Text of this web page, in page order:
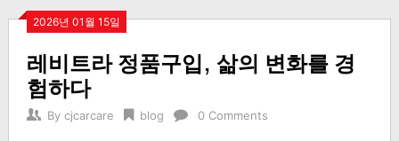
2026년 01월 15일
레비트라 정품구입, 삶의 변화를 경
험하다
By cjcarcare blog 0 Comments